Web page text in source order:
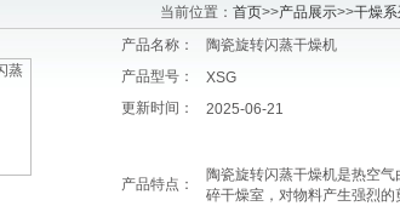
当前位置： 首页>>产品展示>>干燥系
产品名称：
陶瓷旋转闪蒸干燥机
产品型号：
XSG
更新时间：
2025-06-21
产品特点：
陶瓷旋转闪蒸干燥机是热空
碎干燥室，对物料产生强烈的